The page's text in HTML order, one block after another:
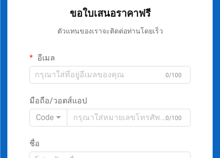
ขอใบเสนอราคาฟรี
ตัวแทนของเราจะติดต่อท่านโดยเร็ว
อีเมล
0/100
มือถือ/วอตส์แอป
Code
0/100
ชื่อ